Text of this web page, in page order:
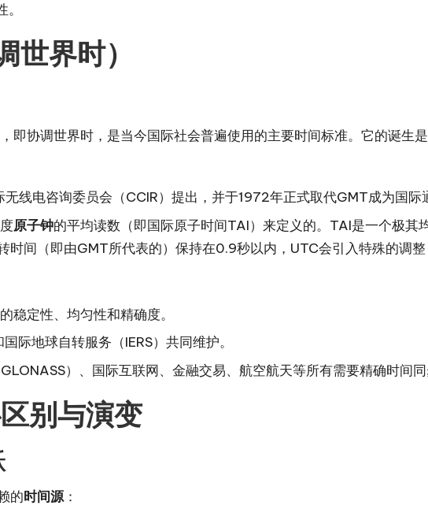
界时）
，即协调世界时，是当今国际社会普遍使用的主要时间标准。它的诞
线电咨询委员会（CCIR）提出，并于1972年正式取代GMT成为国际
原子钟的平均读数（即国际原子时间TAI）来定义的。TAI是一个极其
间（即由GMT所代表的）保持在0.9秒以内，UTC会引入特殊的调整
稳定性、均匀性和精确度。
际地球自转服务（IERS）共同维护。
）、国际互联网、金融交易、航空航天等所有需要精确时间同
别与演变
的时间源：